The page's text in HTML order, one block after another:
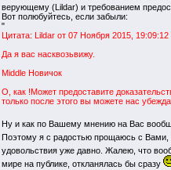
верующему (Lildar) и требованием
Вот полюбуйтесь, если забыли:
"
Цитата: Lildar от 07 Ноября 2015, 19:09:12
Да я вас насквозьвижу.
Middle Новичок
О, как !Может предоставите
только после этого вы можете нас
Ну и как по Вашему мнению на Вас
Поэтому я с радостью прощаюсь с
удовольствия уже давно. Жалею, что
мире на публике, откланялась бы сразу